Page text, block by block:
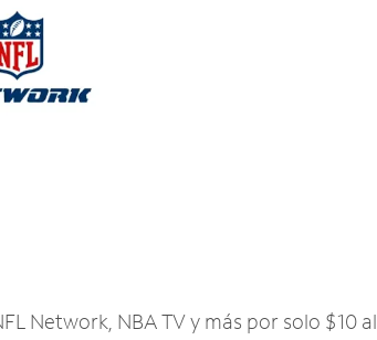
Network, NBA TV y más por solo $10 al